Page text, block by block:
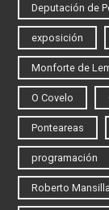
Deputación de
exposición
Monforte de
O Covelo
Ponteareas
programación
Roberto